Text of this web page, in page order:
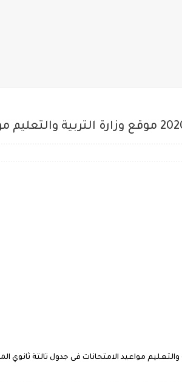
العامة 2020 موقع وزارة التربية والتعليم مواعيد